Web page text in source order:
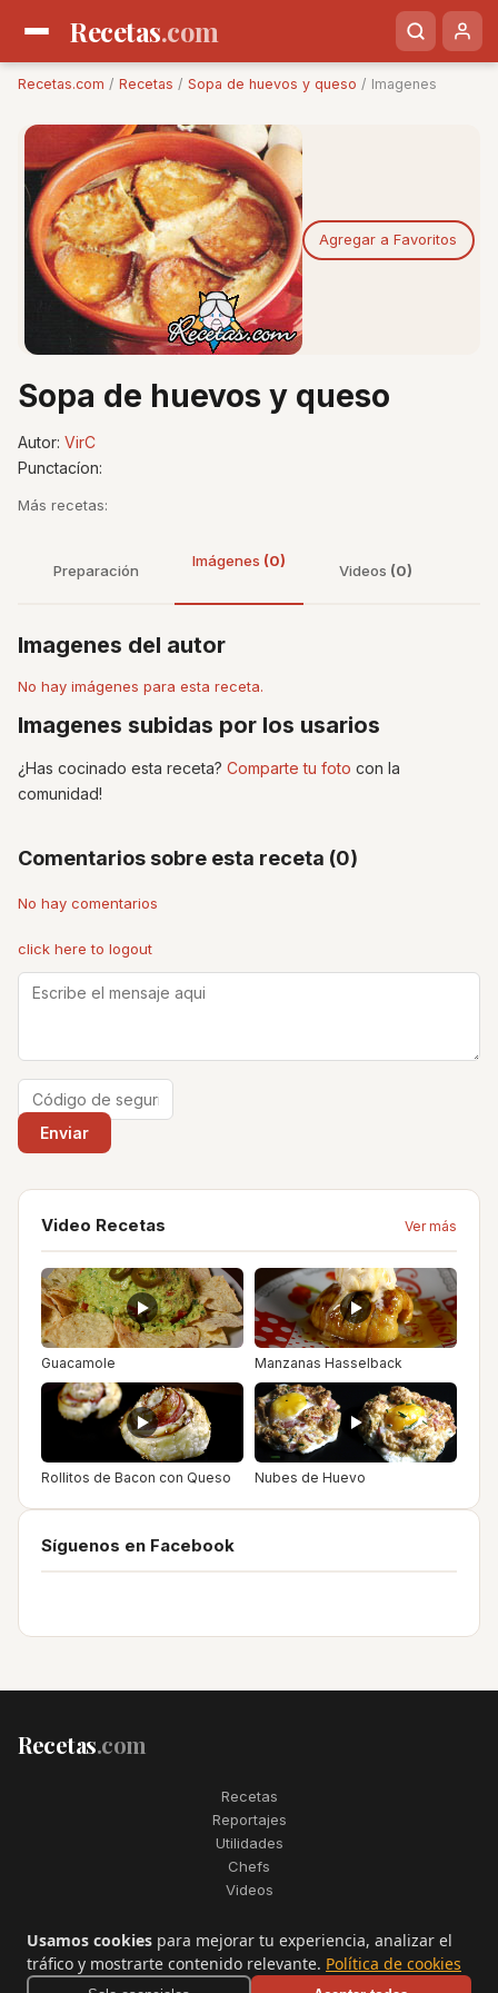
Recetas.com
Recetas.com / Recetas / Sopa de huevos y queso / Imagenes
Agregar a Favoritos
Sopa de huevos y queso
Autor: VirC
Punctacíon:
Más recetas:
Preparación
Imágenes (0)
Videos (0)
Imagenes del autor
No hay imágenes para esta receta.
Imagenes subidas por los usarios
¿Has cocinado esta receta? Comparte tu foto con la
comunidad!
Comentarios sobre esta receta (0)
No hay comentarios
click here to logout
Video Recetas Ver más
Guacamole Manzanas Hasselback
Rollitos de Bacon con Queso Nubes de Huevo
Síguenos en Facebook
Recetas.com
Recetas
Reportajes
Utilidades
Chefs
Videos
2006–2026. Todos los derechos reservados. Recetas.com es una
marca registrada de Telfo Networks S.L.
Aviso legal·Condiciones de uso·Contactar
Usamos cookies para mejorar tu experiencia, analizar el
tráfico y mostrarte contenido relevante. Política de cookies